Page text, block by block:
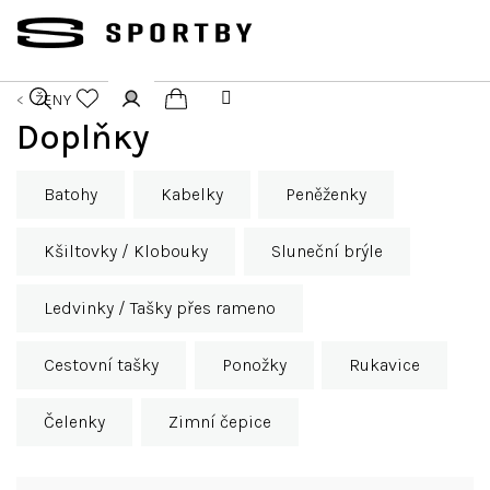
obsah
Hledat Přihlášení
košík
ŽENY
Doplňky
Batohy Kabelky Peněženky
Kšiltovky / Klobouky Sluneční brýle
Ledvinky / Tašky přes rameno
Cestovní tašky Ponožky Rukavice
Čelenky Zimní čepice